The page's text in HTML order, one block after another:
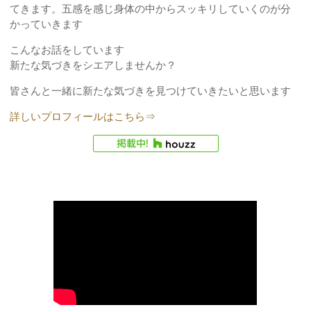
てきます。五感を感じ身体の中からスッキリしていくのが分
かっていきます
こんなお話をしています
新たな気づきをシエアしませんか？
皆さんと一緒に新たな気づきを見つけていきたいと思います
詳しいプロフィールはこちら⇒